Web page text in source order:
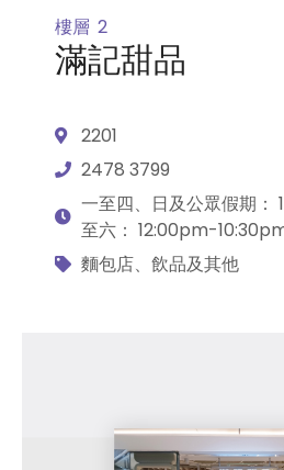
樓層 2
滿記甜品
2201
2478 3799
一至四、日及公眾假期
至六： 12:00pm-
麵包店、飲品及其他